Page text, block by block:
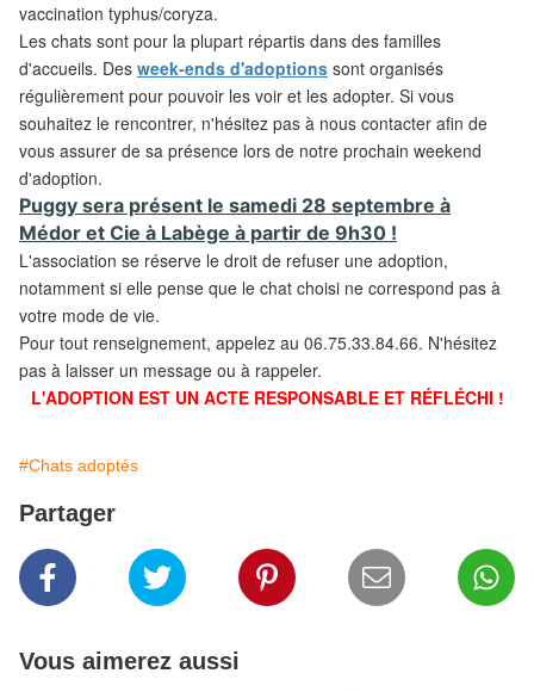
vaccination typhus/coryza.
Les chats sont pour la plupart répartis dans des familles
d'accueils. Des week-ends d'adoptions sont organisés
régulièrement pour pouvoir les voir et les adopter. Si vous
souhaitez le rencontrer, n'hésitez pas à nous contacter afin de
vous assurer de sa présence lors de notre prochain weekend
d'adoption.
Puggy sera présent le samedi 28 septembre à
Médor et Cie à Labège à partir de 9h30 !
L'association se réserve le droit de refuser une adoption,
notamment si elle pense que le chat choisi ne correspond pas à
votre mode de vie.
Pour tout renseignement, appelez au 06.75.33.84.66. N'hésitez
pas à laisser un message ou à rappeler.
L'ADOPTION EST UN ACTE RESPONSABLE ET RÉFLÉCHI !
#Chats adoptés
Partager
Vous aimerez aussi